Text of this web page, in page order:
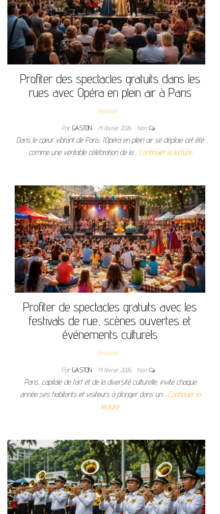
Profiter des spectacles gratuits dans les
rues avec Opéra en plein air à Paris
Festivals
ParGASTON 14 février 2026 Non
Dans le cœur vibrant de Paris, l’Opéra en plein air se déploie cet été
comme une véritable célébration de la… Continuer la lecture
Profiter de spectacles gratuits avec les
festivals de rue, scènes ouvertes et
événements culturels
Festivals
ParGASTON 14 février 2026 Non
Paris, capitale de l’art et de la diversité culturelle, invite chaque
année ses habitants et visiteurs à plonger dans un… Continuer la
lecture